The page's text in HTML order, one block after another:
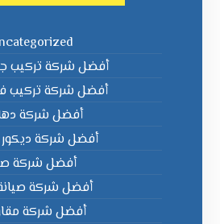
أفضل شركة تركيب
أفضل شركة تركيب
أفضل شركة
أفضل شركة
أفضل شركة
أفضل شركة
أفضل شركة